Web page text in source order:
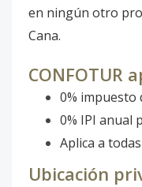
en ningún otro
Cana.
CONFOTUR
0% impuesto
0% IPI anual
Aplica a
Ubicación